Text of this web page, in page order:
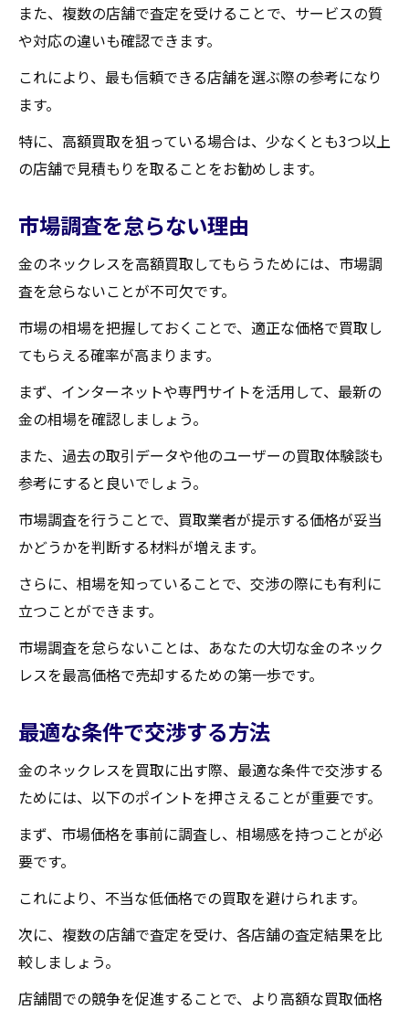
また、複数の店舗で査定を受けることで、サービスの質
や対応の違いも確認できます。
これにより、最も信頼できる店舗を選ぶ際の参考になり
ます。
特に、高額買取を狙っている場合は、少なくとも3つ以上
の店舗で見積もりを取ることをお勧めします。
市場調査を怠らない理由
金のネックレスを高額買取してもらうためには、市場調
査を怠らないことが不可欠です。
市場の相場を把握しておくことで、適正な価格で買取し
てもらえる確率が高まります。
まず、インターネットや専門サイトを活用して、最新の
金の相場を確認しましょう。
また、過去の取引データや他のユーザーの買取体験談も
参考にすると良いでしょう。
市場調査を行うことで、買取業者が提示する価格が妥当
かどうかを判断する材料が増えます。
さらに、相場を知っていることで、交渉の際にも有利に
立つことができます。
市場調査を怠らないことは、あなたの大切な金のネック
レスを最高価格で売却するための第一歩です。
最適な条件で交渉する方法
金のネックレスを買取に出す際、最適な条件で交渉する
ためには、以下のポイントを押さえることが重要です。
まず、市場価格を事前に調査し、相場感を持つことが必
要です。
これにより、不当な低価格での買取を避けられます。
次に、複数の店舗で査定を受け、各店舗の査定結果を比
較しましょう。
店舗間での競争を促進することで、より高額な買取価格